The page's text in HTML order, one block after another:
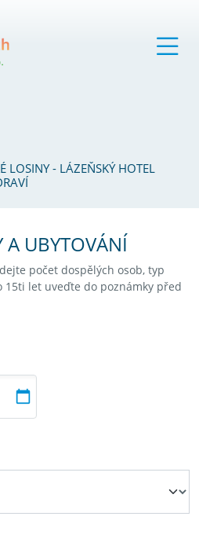
LOSINY - LÁZEŇSKÝ HOTEL
UBYTOVÁNÍ
počet dospělých osob, typ
15ti let uveďte do poznámky před